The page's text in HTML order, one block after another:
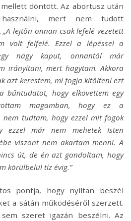
döntött. Az abortusz után
mert nem tudott
„A lejtőn onnan csak lefelé vezetett
volt felfelé. Ezzel a lépéssel a
nagy kaput, onnantól már
irányítani, mert hagytam. Akkora
azt kerestem, mi fogja kitölteni ezt
hogy elkövettem egy
magamban, hogy ez a
tudtam, hogy ezzel mit fogok
ezzel már nem mehetek Isten
viszont nem akartam menni.A
út, de én azt gondoltam, hogy
körülbelül tíz évig.”
pontja, hogy nyíltan beszél
a sátán működéséről szerzett.
szeret igazán beszélni. Az